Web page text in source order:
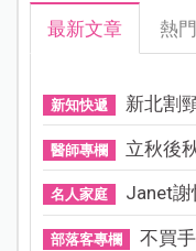
最新文章 熱
新知快遞 新北割
醫師專欄 立秋後
名人家庭 Janet謝
部落客專欄 不買